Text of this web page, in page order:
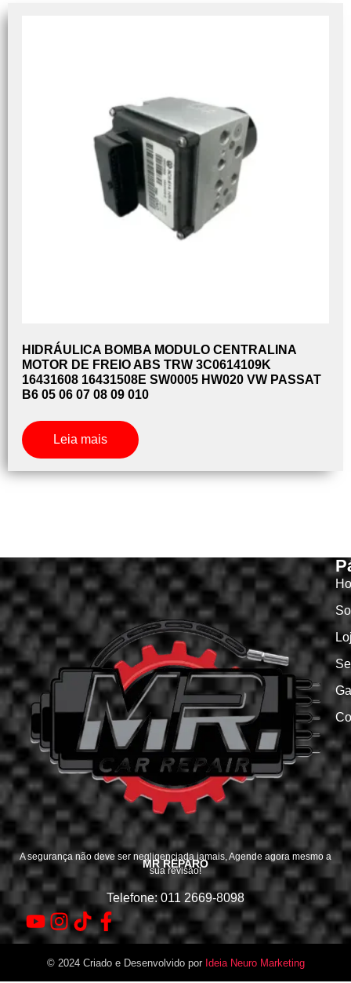
HIDRÁULICA BOMBA MODULO CENTRALINA
MOTOR DE FREIO ABS TRW 3C0614109K
16431608 16431508E SW0005 HW020 VW PASSAT
B6 05 06 07 08 09 010
Leia mais
MR REPARO
A segurança não deve ser negligenciada jamais, Agende agora mesmo a
sua revisão!
Telefone: 011 2669-8098
© 2024 Criado e Desenvolvido por Ideia Neuro Marketing